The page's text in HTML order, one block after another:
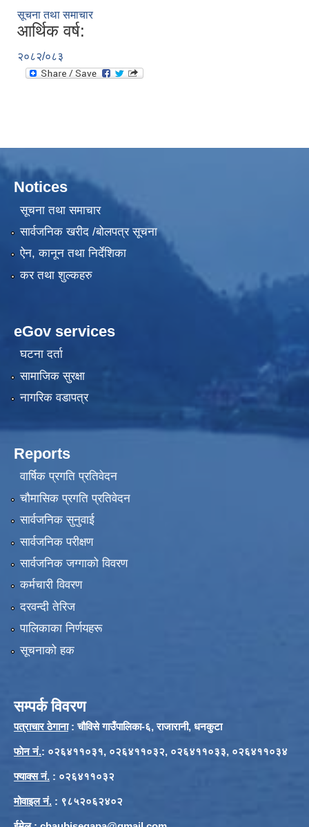
सूचना तथा समाचार
आर्थिक वर्ष:
२०८२/०८३
Notices
सूचना तथा समाचार
सार्वजनिक खरीद /बोलपत्र सूचना
ऐन, कानून तथा निर्देशिका
कर तथा शुल्कहरु
eGov services
घटना दर्ता
सामाजिक सुरक्षा
नागरिक वडापत्र
Reports
वार्षिक प्रगति प्रतिवेदन
चौमासिक प्रगति प्रतिवेदन
सार्वजनिक सुनुवाई
सार्वजनिक परीक्षण
सार्वजनिक जग्गाको विवरण
कर्मचारी विवरण
दरवन्दी तेरिज
पालिकाका निर्णयहरू
सूचनाको हक
सम्पर्क विवरण
पत्राचार ठेगाना: चौविसे गाउँपालिका-६, राजारानी, धनकुटा
फाेन नं.: ०२६४११०३१, ०२६४११०३२, ०२६४११०३३, ०२६४११०३४
फ्याक्स नं. : ०२६४११०३२
मोवाइल नं. : ९८५२०६२४०२